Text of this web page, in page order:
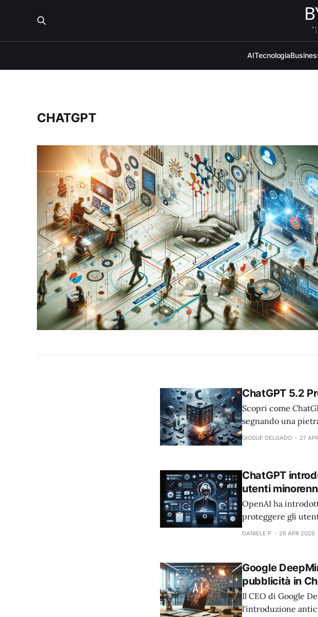
AITecnologia
CHATGPT
ChatGPT 5.2
Scopri come
segnando una
GIOSUÈ DELGADO 27
ChatGPT
utenti
OpenAI ha
proteggere gli
DANIELE P 26 APR 2026
Google
pubblicità in
Il CEO di Google
l'introduzione